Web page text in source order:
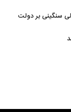
سنگینی بر دولت